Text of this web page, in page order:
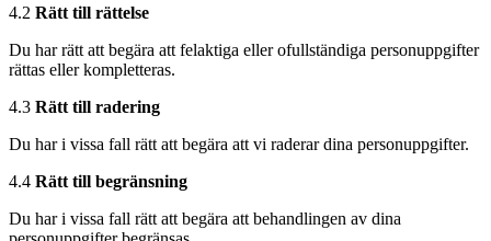
4.2 Rätt till rättelse
Du har rätt att begära att felaktiga eller ofullständiga personuppgifter
rättas eller kompletteras.
4.3 Rätt till radering
Du har i vissa fall rätt att begära att vi raderar dina personuppgifter.
4.4 Rätt till begränsning
Du har i vissa fall rätt att begära att behandlingen av dina